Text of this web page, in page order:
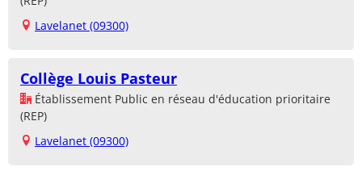
Lavelanet (09300)
Collège Louis Pasteur
Établissement Public en réseau d'éducation prioritaire
(REP)
Lavelanet (09300)